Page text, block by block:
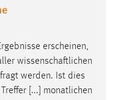
erscheinen,
wissenschaftlichen
werden. Ist dies
[...] monatlichen